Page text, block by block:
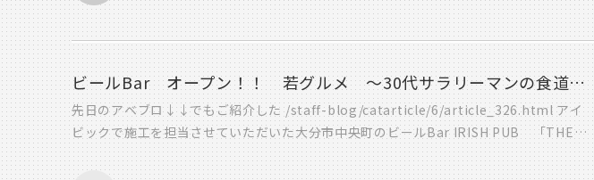
てないです・・ しかし こういう店鋪設計って 本当センスが問われますよね・・ 本当か
っこいい大人なお店です！ ちょっと行ってみたくないですか？ 今回は東京の設計事務所
さんが 設計されてまして 大分にはあまりない雰囲気に 仕上げてます。 その現場を短期
間でやり遂げた スーパーマルチな現場監督 市川 また 担当して頂いた強力業者さんや
職人の方々 本当にお疲れさまでした！ そしてありがとうございました！！ 今後とも宜
しくお願い致します。 安部 ・・それにしても、早く飲みに行きたい
ビールBar オープン！！ 若グルメ ～30代サラリーマンの食道楽～ vol.3
先日のアベブロ↓↓でもご紹介した /staff-blog/catarticle/6/article_326.html アイ
ビックで施工を担当させていただいた大分市中央町のビールBar IRISH PUB 「THE
HIVE」 １１月１６日にオープンしました！！ 大分ではここでしか飲めない、 アイルラ